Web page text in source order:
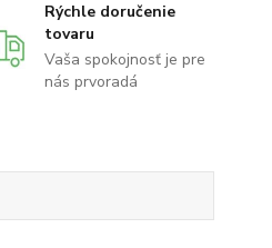
Rýchle doručenie
tovaru
Vaša spokojnosť je pre
nás prvoradá